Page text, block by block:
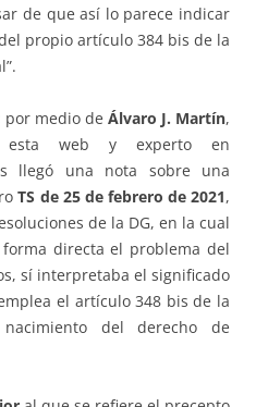
de que así lo parece indicar
propio artículo 384 bis de la
por medio de Álvaro J. Martín,
esta web y experto en
llegó una nota sobre una
TS de 25 de febrero de 2021,
de la DG, en la cual
directa el problema del
sí interpretaba el significado
el artículo 348 bis de la
del derecho de